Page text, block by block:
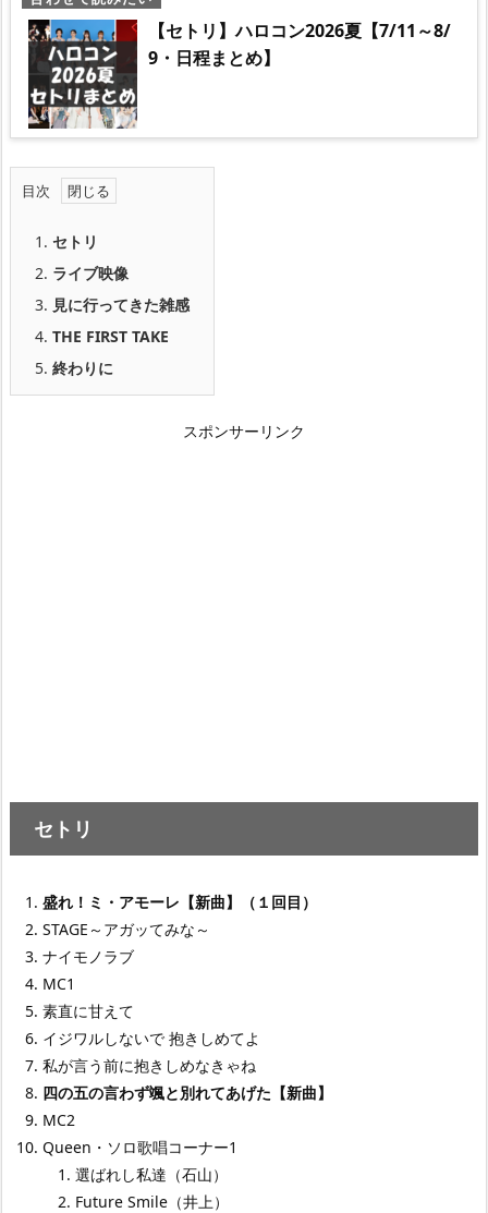
【セトリ】ハロコン2026夏【7/11～8/
9・日程まとめ】
目次
1. セトリ
2. ライブ映像
3. 見に行ってきた雑感
4. THE FIRST TAKE
5. 終わりに
スポンサーリンク
セトリ
盛れ！ミ・アモーレ【新曲】（１回目）
STAGE～アガッてみな～
ナイモノラブ
MC1
素直に甘えて
イジワルしないで 抱きしめてよ
私が言う前に抱きしめなきゃね
四の五の言わず颯と別れてあげた【新曲】
MC2
Queen・ソロ歌唱コーナー1
選ばれし私達（石山）
Future Smile（井上）